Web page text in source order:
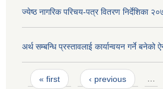
ज्येष्ठ नागरिक परिचय-पत्र वितरण निर्देशिका
अर्थ सम्बन्धि प्रस्तावलाई कार्यान्वयन गर्ने बनेको
Pages
« first ‹ previous …